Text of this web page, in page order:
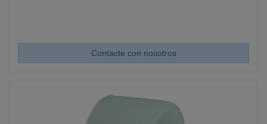
Contacte con nosotros